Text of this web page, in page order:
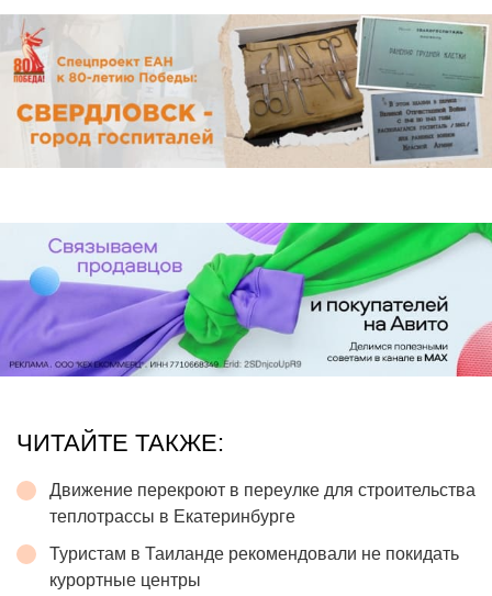
ЧИТАЙТЕ ТАКЖЕ:
Движение перекроют в переулке для строительства
теплотрассы в Екатеринбурге
Туристам в Таиланде рекомендовали не покидать
курортные центры